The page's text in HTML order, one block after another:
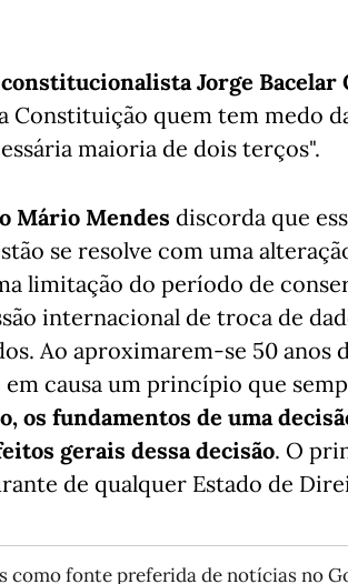
constitucionalista Jorge Bacelar
Constituição quem tem medo
maioria de dois terços".
Mário Mendes discorda que
se resolve com uma
limitação do período de
internacional de troca de
Ao aproximarem-se 50 anos
causa um princípio que
os fundamentos de uma
gerais dessa decisão. O
de qualquer Estado de
como fonte preferida de notícias no